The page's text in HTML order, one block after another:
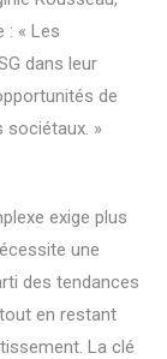
: « Les
dans leur
de
sociétaux. »
exige plus
une
des tendances
en restant
La clé